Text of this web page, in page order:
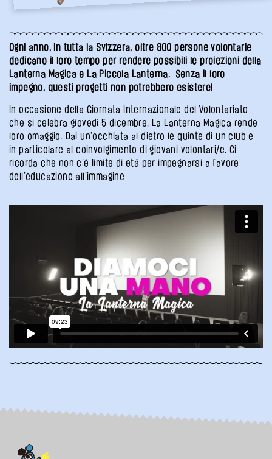
Ogni anno, in tutta la Svizzera, oltre 800 persone volontarie
dedicano il loro tempo per rendere possibili le proiezioni della
Lanterna Magica e La Piccola Lanterna. Senza il loro
impegno, questi progetti non potrebbero esistere!
In occasione della Giornata Internazionale del Volontariato
che si celebra giovedì 5 dicembre, La Lanterna Magica rende
loro omaggio. Dai un’occhiata al dietro le quinte di un club e
in particolare al coinvolgimento di giovani volontari/e. Ci
ricorda che non c’è limite di età per impegnarsi a favore
dell’educazione all’immagine